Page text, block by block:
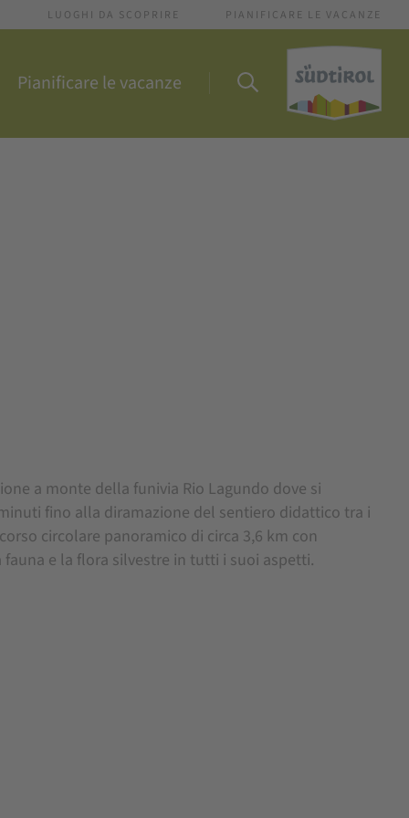
LUOGHI DA SCOPRIRE PIANIFICARE LE VACANZE
Pianificare le vacanze
a monte della funivia Rio Lagundo dove si
fino alla diramazione del sentiero didattico tra i
circolare panoramico di circa 3,6 km con
e la flora silvestre in tutti i suoi aspetti.